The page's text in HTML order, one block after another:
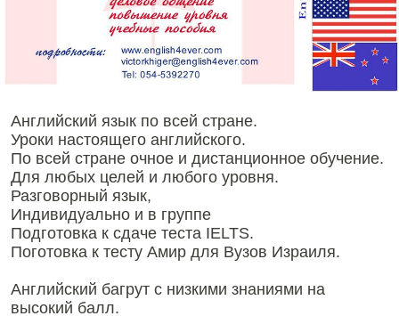
Английский язык по всей стране.
Уроки настоящего английского.
По всей стране очное и дистанционное обучение.
Для любых целей и любого уровня.
Разговорный язык,
Индивидуально и в группе
Подготовка к сдаче теста IELTS.
Поготовка к тесту Амир для Вузов Израиля.
Английский багрут с низкими знаниями на
высокий балл.